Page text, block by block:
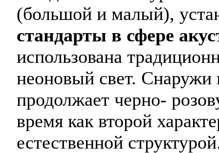
(большой и малый),
стандарты в сфере
использована
неоновый свет. Снаружи
продолжает черно-
время как второй
естественной